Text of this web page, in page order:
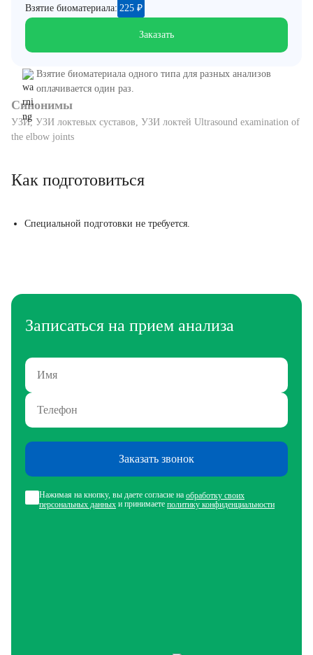
Синонимы
УЗИ, УЗИ локтевых суставов, УЗИ локтей Ultrasound examination of
the elbow joints
Взятие биоматериала: 225 ₽
Заказать
Взятие биоматериала одного типа для разных анализов
оплачивается один раз.
Как подготовиться
Специальной подготовки не требуется.
Записаться на прием анализа
Заказать звонок
Нажимая на кнопку, вы даете согласие на обработку своих
персональных данных и принимаете политику конфиденциальности